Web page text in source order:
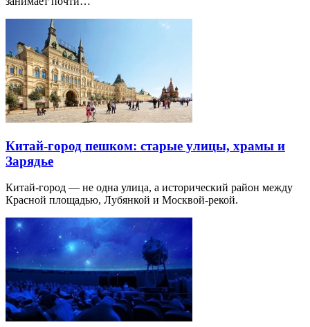
Китай-город пешком: старые улицы, храмы и
Зарядье
Китай-город — не одна улица, а исторический район между
Красной площадью, Лубянкой и Москвой-рекой.